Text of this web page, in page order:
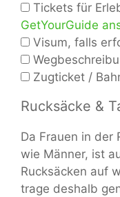
Tickets für
GetYourGuide
Visum, falls
Zugticket /
Rucksäcke &
Da Frauen in der
wie Männer, ist
Rucksäcken auf
trage deshalb